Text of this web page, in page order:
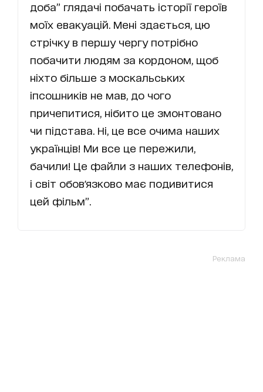
доба” глядачі побачать історії героїв
моїх евакуацій. Мені здається, цю
стрічку в першу чергу потрібно
побачити людям за кордоном, щоб
ніхто більше з москальських
іпсошників не мав, до чого
причепитися, нібито це змонтовано
чи підстава. Ні, це все очима наших
українців! Ми все це пережили,
бачили! Це файли з наших телефонів,
і світ обов'язково має подивитися
цей фільм”.
Реклама